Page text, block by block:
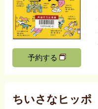
予約する
ちいさなヒッポ